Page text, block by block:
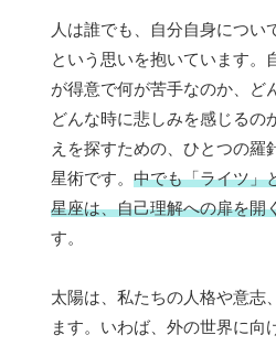
人は誰でも、自分自身につい
という思いを抱いています。
が得意で何が苦手なのか、ど
どんな時に悲しみを感じるの
えを探すための、ひとつの羅
星術です。 中でも「ライツ」
星座は、自己理解への扉を開
す。
太陽は、私たちの人格や意志
ます。いわば、外の世界に向